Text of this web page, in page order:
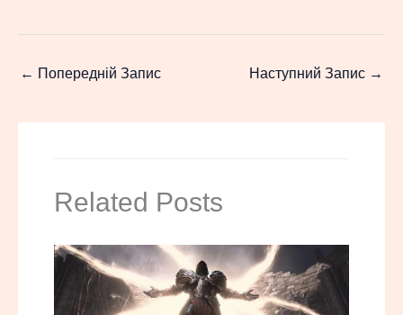
← Попередній Запис Наступний Запис →
Related Posts